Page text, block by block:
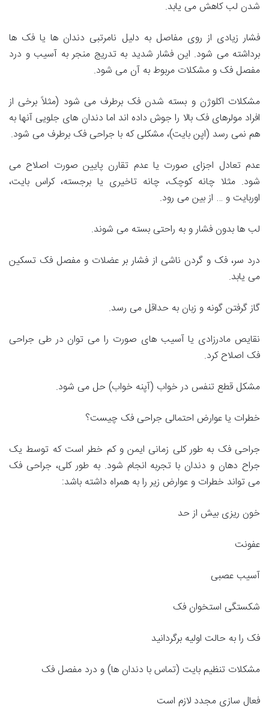
شدن لب کاهش می یابد.
فشار زیادی از روی مفاصل به دلیل نامرتبی دندان ها یا فک ها
برداشته می شود. این فشار شدید به تدریج منجر به آسیب و درد
مفصل فک و مشکلات مربوط به آن می شود.
مشکلات اکلوژن و بسته شدن فک برطرف می شود (مثلاً برخی از
افراد مولرهای فک بالا را جوش داده اند اما دندان های جلویی آنها به
هم نمی رسد (اپن بایت)، مشکلی که با جراحی فک برطرف می شود.
عدم تعادل اجزای صورت یا عدم تقارن پایین صورت اصلاح می
شود. مثلا چانه کوچک، چانه تاخیری یا برجسته، کراس بایت،
اوربایت و … از بین می رود.
لب ها بدون فشار و به راحتی بسته می شوند.
درد سر، فک و گردن ناشی از فشار بر عضلات و مفصل فک تسکین
می یابد.
گاز گرفتن گونه و زبان به حداقل می رسد.
نقایص مادرزادی یا آسیب های صورت را می توان در طی جراحی
فک اصلاح کرد.
مشکل قطع تنفس در خواب (آپنه خواب) حل می شود.
خطرات یا عوارض احتمالی جراحی فک چیست؟
جراحی فک به طور کلی زمانی ایمن و کم خطر است که توسط یک
جراح دهان و دندان با تجربه انجام شود. به طور کلی، جراحی فک
می تواند خطرات و عوارض زیر را به همراه داشته باشد:
خون ریزی بیش از حد
عفونت
آسیب عصبی
شکستگی استخوان فک
فک را به حالت اولیه برگردانید
مشکلات تنظیم بایت (تماس با دندان ها) و درد مفصل فک
فعال سازی مجدد لازم است